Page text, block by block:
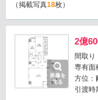
（掲載写真18枚）
画像を
見る
2億
間取り
専有面
方位：
引渡時